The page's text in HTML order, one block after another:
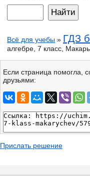
Всё для учебы » ГДЗ
алгебре, 7 класс,
Если страница помогла,
друзьями:
Прислать решение